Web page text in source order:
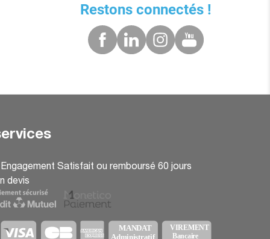
Restons connectés !
Engagement Satisfait ou remboursé 60 jours
devis